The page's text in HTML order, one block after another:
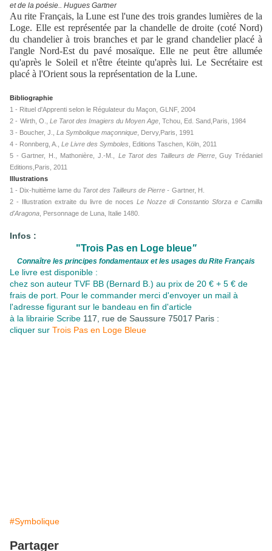
et de la poésie.. Hugues Gartner
Au rite Français, la Lune est l'une des trois grandes lumières de la
Loge. Elle est représentée par la chandelle de droite (coté Nord)
du chandelier à trois branches et par le grand chandelier placé à
l'angle Nord-Est du pavé mosaïque. Elle ne peut être allumée
qu'après le Soleil et n'être éteinte qu'après lui. Le Secrétaire est
placé à l'Orient sous la représentation de la Lune.
Bibliographie
1 - Rituel d'Apprenti selon le Régulateur du Maçon, GLNF, 2004
2 - Wirth, O., Le Tarot des Imagiers du Moyen Age , Tchou, Ed. Sand,Paris, 1984
3 - Boucher, J., La Symbolique maçonnique , Dervy,Paris, 1991
4 - Ronnberg, A., Le Livre des Symboles , Editions Taschen, Köln, 2011
5 - Gartner, H.,
Mathonière, J.-M., Le Tarot des Tailleurs de Pierre, Guy Trédaniel
Editions,Paris, 2011
Illustrations
1 - Dix-huitième lame du Tarot des Tailleurs de Pierre - Gartner, H.
2 - Illustration extraite du livre de noces Le Nozze di Constantio Sforza e Camilla
d'Aragona , Personnage de Luna, Italie 1480.
Infos :
"Trois Pas en Loge bleue"
Connaître les principes fondamentaux et les usages du Rite Français
Le livre est disponible :
chez son auteur TVF BB (Bernard B.) au prix de 20 € + 5 € de
frais de port. Pour le commander merci d'envoyer un mail à
l'adresse figurant sur le bandeau en fin d'article
à la librairie Scribe 117, rue de Saussure 75017 Paris :
cliquer sur Trois Pas en Loge Bleue
#Symbolique
Partager